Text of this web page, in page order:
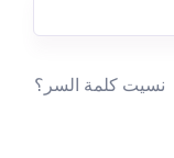
نسيت كلمة السر؟